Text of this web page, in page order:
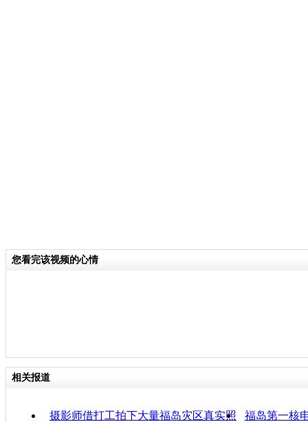
您看完该视频的心情
相关报道
摄影师借打工拍下大量福岛灾区真实照
福岛第一核